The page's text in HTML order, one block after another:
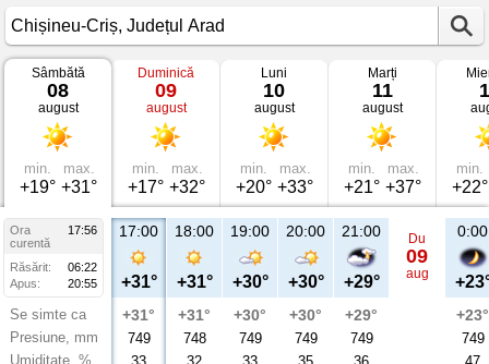
Vremea
Chișineu-
Criș
Județul
Sâmbătă
08
august
min.
+19°
max.
+31°
Duminică
09
august
min.
+17°
max.
+32°
Luni
10
august
min.
+20°
max.
+33°
Marți
11
august
min.
+21°
max.
+37°
min.
+22°
Ora
17:56
curentă
Răsărit:
06:22
Apus:
20:55
Se simte ca
Presiune, mm
Umiditate, %
17:00
+31°
+31°
749
18:00
+31°
+31°
748
19:00
+30°
+30°
749
20:00
+30°
+30°
749
21:00
+29°
+29°
749
Du
09
aug
0:00
+23°
749